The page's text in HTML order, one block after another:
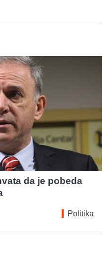
da je pobeda
Politika